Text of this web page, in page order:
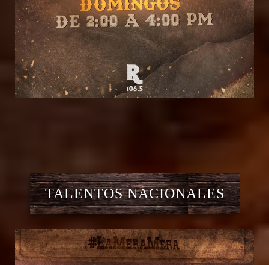
TALENTOS NACIONALES